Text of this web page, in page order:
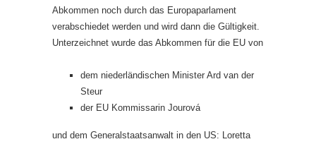
Abkommen noch durch das Europaparlament
verabschiedet werden und wird dann die Gültigkeit.
Unterzeichnet wurde das Abkommen für die EU von
dem niederländischen Minister Ard van der
Steur
der EU Kommissarin Jourová
und dem Generalstaatsanwalt in den US: Loretta